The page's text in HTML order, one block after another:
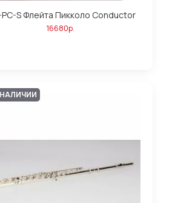
PC-S Флейта Пикколо Conductor
16680р.
НАЛИЧИИ